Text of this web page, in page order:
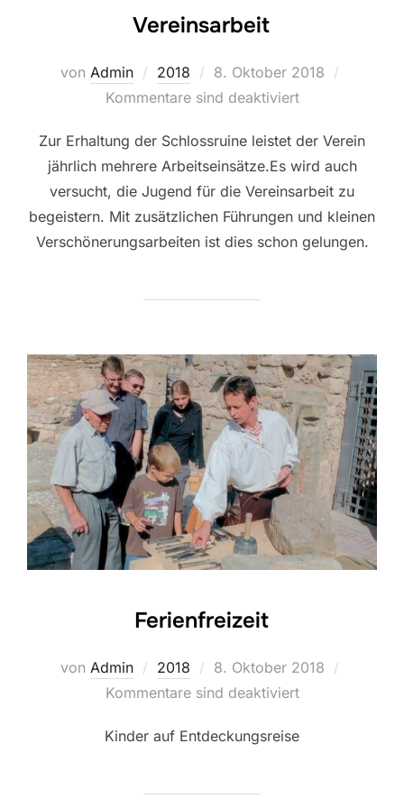
Vereinsarbeit
von Admin 2018
Veröffentlicht
am
8. Oktober 2018
Kommentare sind deaktiviert
Zur Erhaltung der Schlossruine leistet der Verein
jährlich mehrere Arbeitseinsätze.Es wird auch
versucht, die Jugend für die Vereinsarbeit zu
begeistern. Mit zusätzlichen Führungen und kleinen
Verschönerungsarbeiten ist dies schon gelungen.
Ferienfreizeit
von Admin 2018
Veröffentlicht
am
8. Oktober 2018
Kommentare sind deaktiviert
Kinder auf Entdeckungsreise